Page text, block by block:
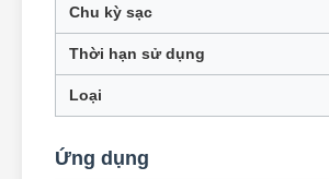
Chu kỳ sạc
Thời hạn sử dụng
Loại
Ứng dụng